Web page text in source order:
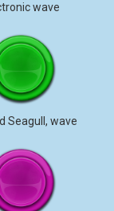
wave
Seagull, wave